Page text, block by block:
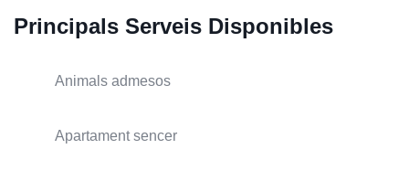
Principals Serveis Disponibles
Animals admesos
Apartament sencer